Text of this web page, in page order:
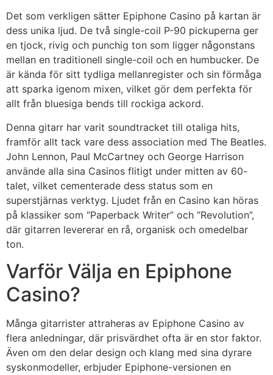
Det som verkligen sätter Epiphone Casino på kartan är
dess unika ljud. De två single-coil P-90 pickuperna ger
en tjock, rivig och punchig ton som ligger någonstans
mellan en traditionell single-coil och en humbucker. De
är kända för sitt tydliga mellanregister och sin förmåga
att sparka igenom mixen, vilket gör dem perfekta för
allt från bluesiga bends till rockiga ackord.
Denna gitarr har varit soundtracket till otaliga hits,
framför allt tack vare dess association med The Beatles.
John Lennon, Paul McCartney och George Harrison
använde alla sina Casinos flitigt under mitten av 60-
talet, vilket cementerade dess status som en
superstjärnas verktyg. Ljudet från en Casino kan höras
på klassiker som “Paperback Writer” och “Revolution”,
där gitarren levererar en rå, organisk och omedelbar
ton.
Varför Välja en Epiphone
Casino?
Många gitarrister attraheras av Epiphone Casino av
flera anledningar, där prisvärdhet ofta är en stor faktor.
Även om den delar design och klang med sina dyrare
syskonmodeller, erbjuder Epiphone-versionen en